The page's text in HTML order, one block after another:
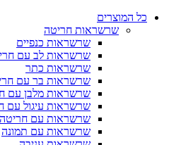
כל המוצרים
שרשראות חריטה
שרשראות כנפיים
שרשראות לב עם
שרשראות כתר
שרשראות בר עם
שרשראות מלבן עם
שרשראות עיגול עם
שרשראות עם חריטה
שרשראות עם תמונה